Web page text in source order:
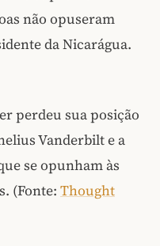
não opuseram
da Nicarágua.
perdeu sua posição
Vanderbilt e a
se opunham às
(Fonte: Thought